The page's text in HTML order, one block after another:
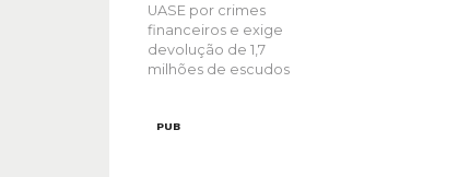
UASE por crimes
financeiros e exige
devolução de 1,7
milhões de escudos
PUB